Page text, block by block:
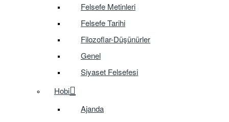
Felsefe Metinleri
Felsefe Tarihi
Filozoflar-Düşünürler
Genel
Siyaset Felsefesi
Hobi
Ajanda